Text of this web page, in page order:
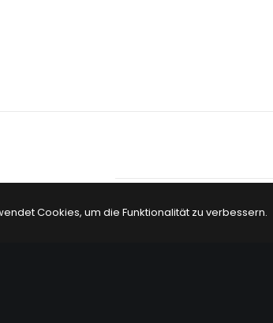
Cookies, um die Funktionalität zu verbessern.